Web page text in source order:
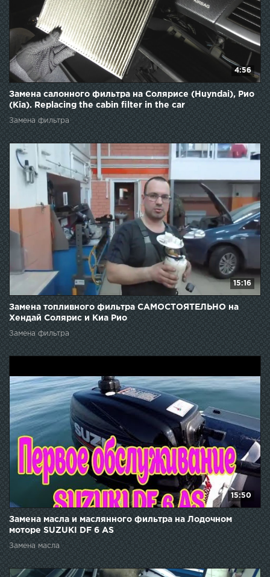
4:56
Замена салонного фильтра на Солярисе (Huyndai), Рио
(Kia). Replacing the cabin filter in the car
Замена фильтра
15:16
Замена топливного фильтра САМОСТОЯТЕЛЬНО на
Хендай Солярис и Киа Рио
Замена фильтра
15:50
Замена масла и маслянного фильтра на Лодочном
моторе SUZUKI DF 6 AS
Замена масла